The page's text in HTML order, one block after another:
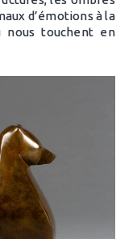
d’émotions à la
nous touchent en